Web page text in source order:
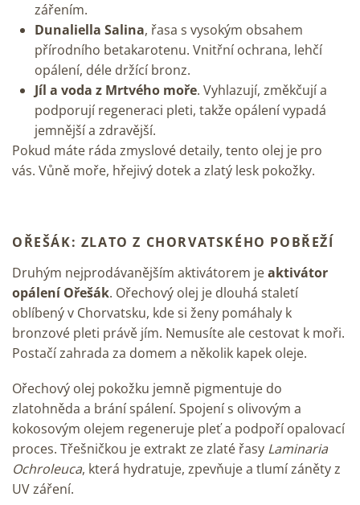
zářením.
Dunaliella Salina, řasa s vysokým obsahem
přírodního betakarotenu. Vnitřní ochrana, lehčí
opálení, déle držící bronz.
Jíl a voda z Mrtvého moře. Vyhlazují, změkčují a
podporují regeneraci pleti, takže opálení vypadá
jemnější a zdravější.
Pokud máte ráda zmyslové detaily, tento olej je pro
vás. Vůně moře, hřejivý dotek a zlatý lesk pokožky.
OŘEŠÁK: ZLATO Z CHORVATSKÉHO POBŘEŽÍ
Druhým nejprodávanějším aktivátorem jeaktivátor
opálení Ořešák. Ořechový olej je dlouhá staletí
oblíbený v Chorvatsku, kde si ženy pomáhaly k
bronzové pleti právě jím. Nemusíte ale cestovat k moři.
Postačí zahrada za domem a několik kapek oleje.
Ořechový olej pokožku jemně pigmentuje do
zlatohněda a brání spálení. Spojení s olivovým a
kokosovým olejem regeneruje pleť a podpoří opalovací
proces. Třešničkou je extrakt ze zlaté řasy Laminaria
Ochroleuca, která hydratuje, zpevňuje a tlumí záněty z
UV záření.